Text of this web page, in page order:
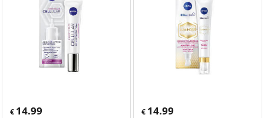
€ 14.99 € 14.99